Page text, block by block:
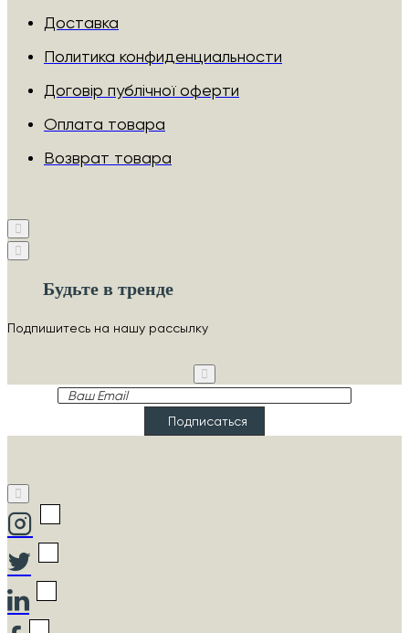
Доставка
Политика конфиденциальности
Договір публічної оферти
Оплата товара
Возврат товара
Будьте в тренде
Подпишитесь на нашу рассылку
Ваш
Подписаться